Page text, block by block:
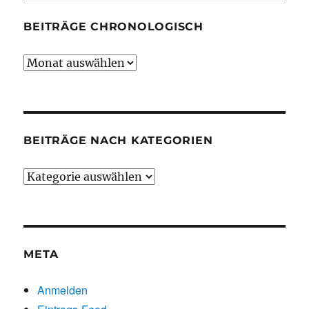
BEITRÄGE CHRONOLOGISCH
Beiträge
BEITRÄGE NACH KATEGORIEN
Beiträge
META
Anmelden